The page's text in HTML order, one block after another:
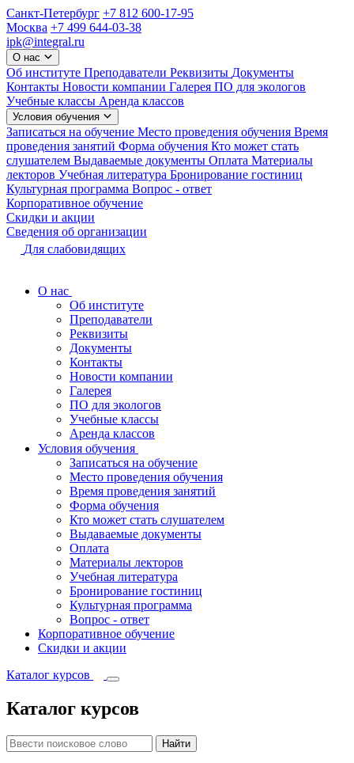
Санкт-Петербург +7 812 600-17-95
Москва +7 499 644-03-38
ipk@integral.ru
О нас
Об институте Преподаватели Реквизиты Документы
Контакты Новости компании Галерея ПО для экологов
Учебные классы Аренда классов
Условия обучения
Записаться на обучение Место проведения обучения Время
проведения занятий Форма обучения Кто может стать
слушателем Выдаваемые документы Оплата Материалы
лекторов Учебная литература Бронирование гостиниц
Культурная программа Вопрос - ответ
Корпоративное обучение
Скидки и акции
Сведения об организации
Для слабовидящих
О нас
Об институте
Преподаватели
Реквизиты
Документы
Контакты
Новости компании
Галерея
ПО для экологов
Учебные классы
Аренда классов
Условия обучения
Записаться на обучение
Место проведения обучения
Время проведения занятий
Форма обучения
Кто может стать слушателем
Выдаваемые документы
Оплата
Материалы лекторов
Учебная литература
Бронирование гостиниц
Культурная программа
Вопрос - ответ
Корпоративное обучение
Скидки и акции
Каталог курсов
Каталог курсов
Найти